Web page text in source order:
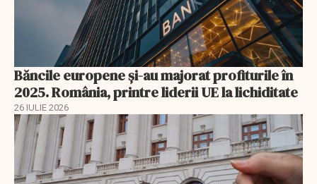
Băncile europene și-au majorat profiturile în
2025. România, printre liderii UE la lichiditate
26 IULIE 2026